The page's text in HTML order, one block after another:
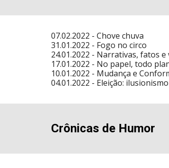
07.02.2022 - Chove chuva
31.01.2022 - Fogo no circo
24.01.2022 - Narrativas, fatos e
17.01.2022 - No papel, todo
10.01.2022 - Mudança e
04.01.2022 - Eleição:
Crônicas de Humor